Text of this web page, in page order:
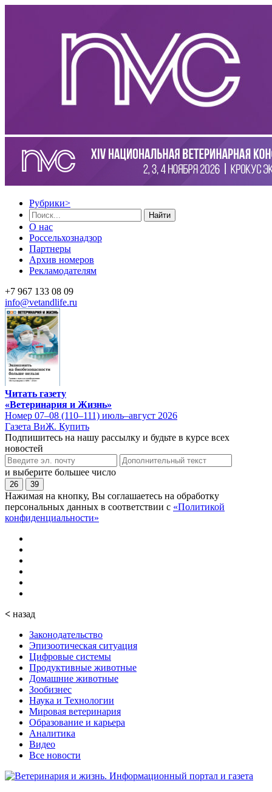
Рубрики>
Найти
О нас
Россельхознадзор
Партнеры
Архив номеров
Рекламодателям
+7 967 133 08 09
info@vetandlife.ru
Читать газету
«Ветеринария и Жизнь»
Номер 07–08 (110–111) июль–август 2026
Газета ВиЖ. Купить
Подпишитесь на нашу рассылку и будьте в курсе всех
новостей
и выберите большее число
26 39
Нажимая на кнопку, Вы соглашаетесь на обработку
персональных данных в соответствии с «Политикой
конфиденциальности»
< назад
Законодательство
Эпизоотическая ситуация
Цифровые системы
Продуктивные животные
Домашние животные
Зообизнес
Наука и Технологии
Мировая ветеринария
Образование и карьера
Аналитика
Видео
Все новости